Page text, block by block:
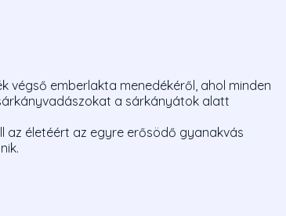
végső emberlakta menedékéről, ahol minden
a sárkányátok alatt
az életéért az egyre erősödő gyanakvás